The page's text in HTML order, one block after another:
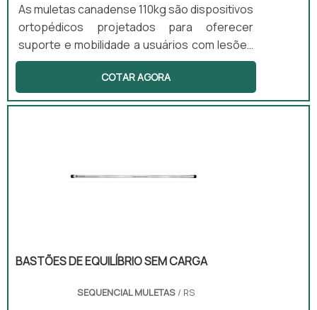
As muletas canadense 110kg são dispositivos
ortopédicos projetados para oferecer
suporte e mobilidade a usuários com lesões
ou deficiências permanentes. Este modelo
específico possui apoio de antebraço, o que
proporciona maior conforto e estabilidade
COTAR AGORA
BASTÕES DE EQUILÍBRIO SEM CARGA
SEQUENCIAL MULETAS/ RS